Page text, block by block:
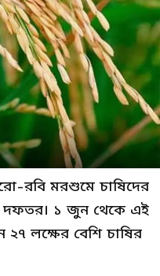
রবি মরশুমে চাষিদের
দফতর। ১ জুন থেকে এই
২৭ লক্ষের বেশি চাষির